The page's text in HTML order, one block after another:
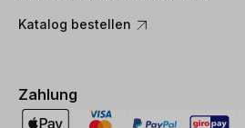
Katalog bestellen
Zahlung